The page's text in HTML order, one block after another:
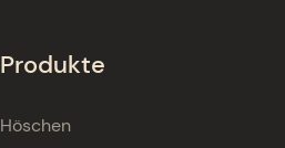
Produkte
Höschen